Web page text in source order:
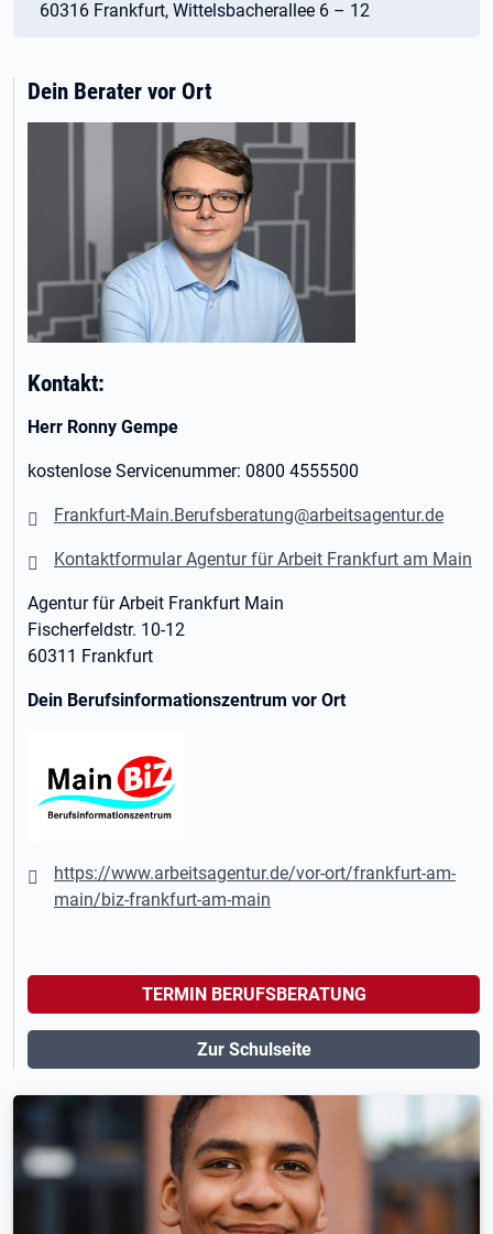
60316 Frankfurt, Wittelsbacherallee 6 – 12
Dein Berater vor Ort
Kontakt:
Herr Ronny Gempe
kostenlose Servicenummer: 0800 4555500
Frankfurt-Main.Berufsberatung@arbeitsagentur.de
Kontaktformular Agentur für Arbeit Frankfurt am Main
Agentur für Arbeit Frankfurt Main
Fischerfeldstr. 10-12
60311 Frankfurt
Dein Berufsinformationszentrum vor Ort
https://www.arbeitsagentur.de/vor-ort/frankfurt-am-
main/biz-frankfurt-am-main
TERMIN BERUFSBERATUNG
Zur Schulseite